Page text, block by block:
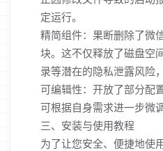
定运行。
精简组件：果断删除了微
块。这不仅释放了磁盘空
录等潜在的隐私泄露风险
可编辑性：开放了部分配
可根据自身需求进一步微
三、安装与使用教程
为了让您安全、便捷地使